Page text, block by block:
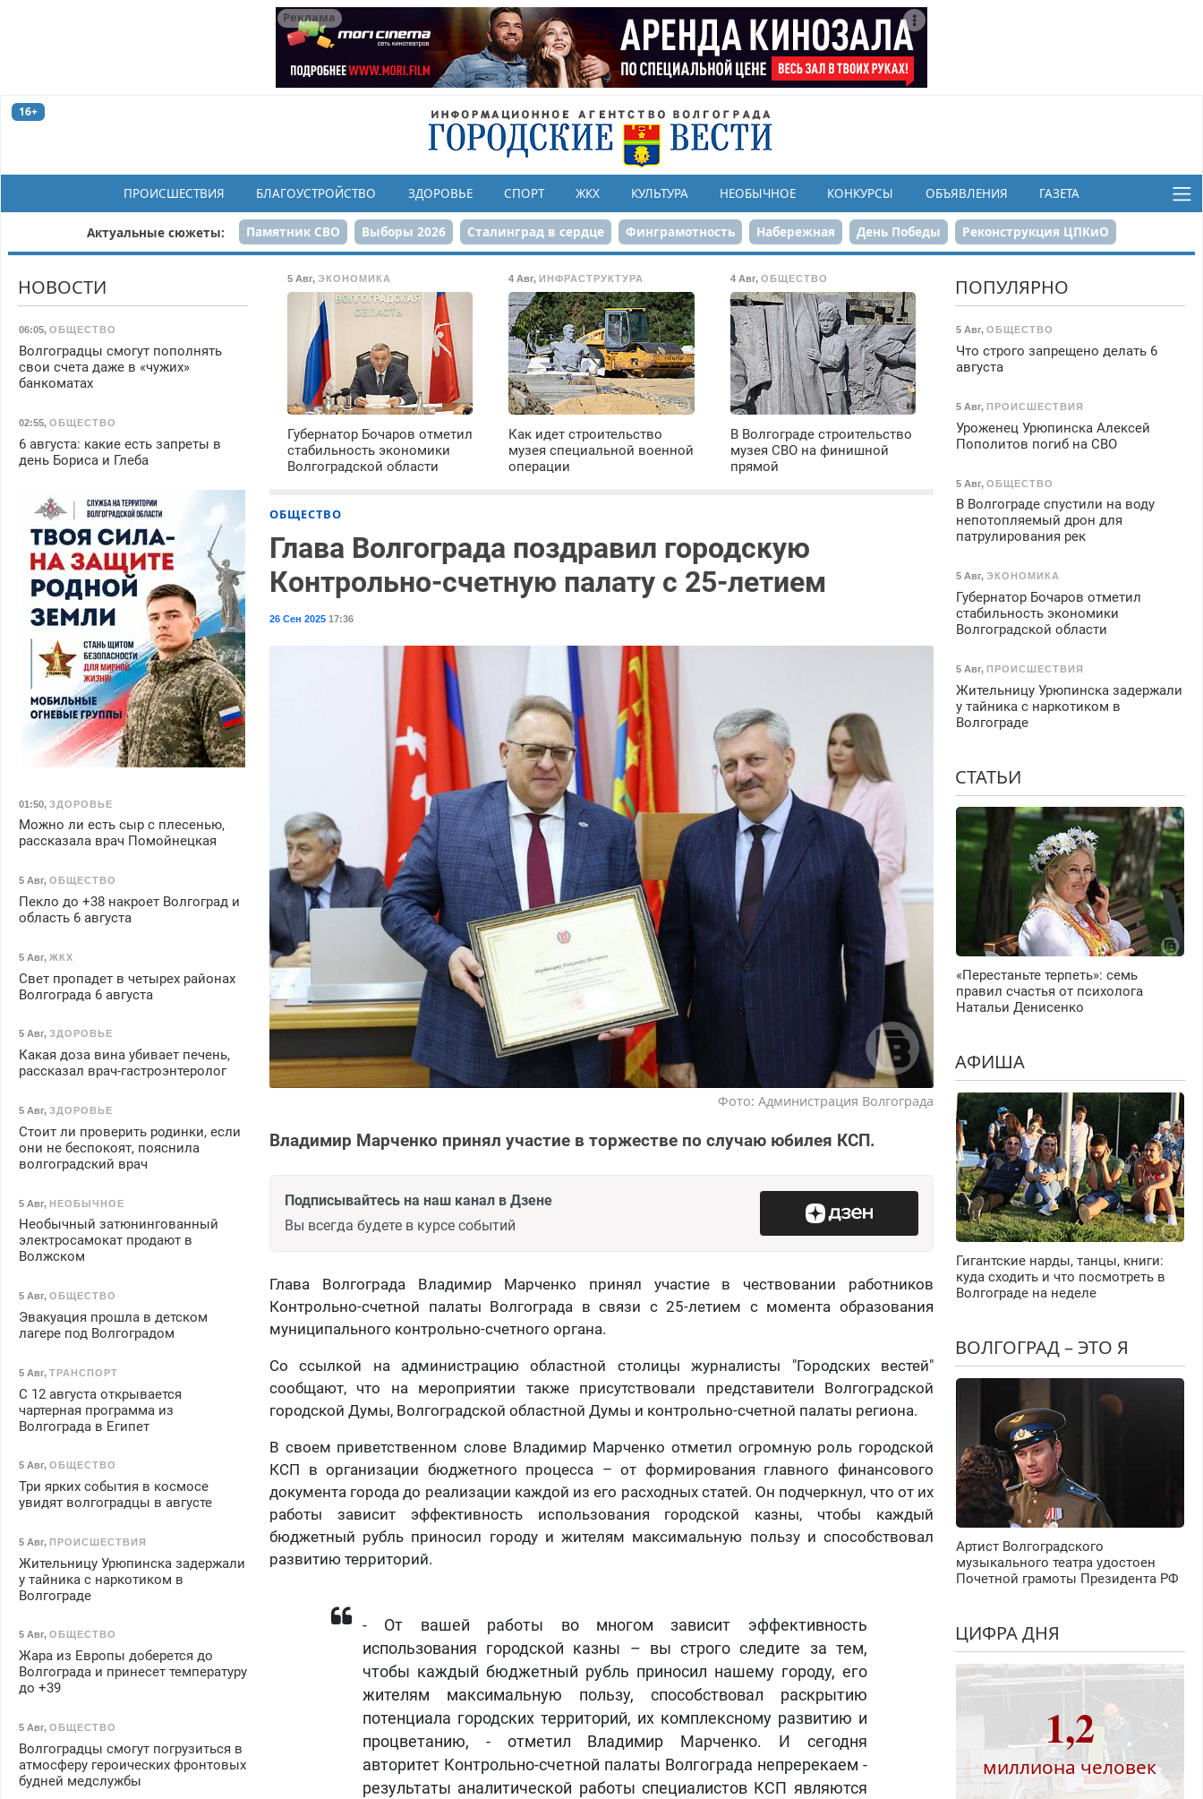
Реклама
16+
ПРОИСШЕСТВИЯ БЛАГОУСТРОЙСТВО ЗДОРОВЬЕ СПОРТ ЖКХ КУЛЬТУРА НЕОБЫЧНОЕ КОНКУРСЫ ОБЪЯВЛЕНИЯ ГАЗЕТА
Актуальные сюжеты: Памятник СВО Выборы 2026 Сталинград в сердце Финграмотность Набережная День Победы Реконструкция ЦПКиО
80-летие Победы Парк Героев-летчиков
5 Авг,ЭКОНОМИКА
Губернатор Бочаров отметил
стабильность экономики
Волгоградской области
4 Авг, ИНФРАСТРУКТУРА
Как идет строительство
музея специальной военной
операции
4 Авг, ОБЩЕСТВО
В Волгограде строительство
музея СВО на финишной
прямой
ОБЩЕСТВО
Глава Волгограда поздравил городскую
Контрольно-счетную палату с 25-летием
26 Сен 2025 17:36
Фото: Администрация Волгограда
Владимир Марченко принял участие в торжестве по случаю юбилея КСП.
Подписывайтесь на наш канал в Дзене
Вы всегда будете в курсе событий
Глава Волгограда Владимир Марченко принял участие в чествовании работников
Контрольно-счетной палаты Волгограда в связи с 25-летием с момента образования
муниципального контрольно-счетного органа.
Со ссылкой на администрацию областной столицы журналисты "Городских вестей"
сообщают, что на мероприятии также присутствовали представители Волгоградской
городской Думы, Волгоградской областной Думы и контрольно-счетной палаты региона.
В своем приветственном слове Владимир Марченко отметил огромную роль городской
КСП в организации бюджетного процесса – от формирования главного финансового
документа города до реализации каждой из его расходных статей. Он подчеркнул, что от их
работы зависит эффективность использования городской казны, чтобы каждый
бюджетный рубль приносил городу и жителям максимальную пользу и способствовал
развитию территорий.
- От вашей работы во многом зависит эффективность
использования городской казны – вы строго следите за тем,
чтобы каждый бюджетный рубль приносил нашему городу, его
жителям максимальную пользу, способствовал раскрытию
потенциала городских территорий, их комплексному развитию и
процветанию, - отметил Владимир Марченко. И сегодня
авторитет Контрольно-счетной палаты Волгограда непререкаем -
результаты аналитической работы специалистов КСП являются
НОВОСТИ
06:05, ОБЩЕСТВО
Волгоградцы смогут пополнять
свои счета даже в «чужих»
банкоматах
02:55, ОБЩЕСТВО
6 августа: какие есть запреты в
день Бориса и Глеба
01:50, ЗДОРОВЬЕ
Можно ли есть сыр с плесенью,
рассказала врач Помойнецкая
5 Авг, ОБЩЕСТВО
Пекло до +38 накроет Волгоград и
область 6 августа
5 Авг, ЖКХ
Свет пропадет в четырех районах
Волгограда 6 августа
5 Авг, ЗДОРОВЬЕ
Какая доза вина убивает печень,
рассказал врач-гастроэнтеролог
5 Авг, ЗДОРОВЬЕ
Стоит ли проверить родинки, если
они не беспокоят, пояснила
волгоградский врач
5 Авг, НЕОБЫЧНОЕ
Необычный затюнингованный
электросамокат продают в
Волжском
5 Авг, ОБЩЕСТВО
Эвакуация прошла в детском
лагере под Волгоградом
5 Авг, ТРАНСПОРТ
С 12 августа открывается
чартерная программа из
Волгограда в Египет
5 Авг, ОБЩЕСТВО
Три ярких события в космосе
увидят волгоградцы в августе
5 Авг, ПРОИСШЕСТВИЯ
Жительницу Урюпинска задержали
у тайника с наркотиком в
Волгограде
5 Авг, ОБЩЕСТВО
Жара из Европы доберется до
Волгограда и принесет температуру
до +39
5 Авг, ОБЩЕСТВО
Волгоградцы смогут погрузиться в
атмосферу героических фронтовых
будней медслужбы
ПОПУЛЯРНО
5 Авг, ОБЩЕСТВО
Что строго запрещено делать 6
августа
5 Авг, ПРОИСШЕСТВИЯ
Уроженец Урюпинска Алексей
Пополитов погиб на СВО
5 Авг, ОБЩЕСТВО
В Волгограде спустили на воду
непотопляемый дрон для
патрулирования рек
5 Авг, ЭКОНОМИКА
Губернатор Бочаров отметил
стабильность экономики
Волгоградской области
5 Авг, ПРОИСШЕСТВИЯ
Жительницу Урюпинска задержали
у тайника с наркотиком в
Волгограде
СТАТЬИ
«Перестаньте терпеть»: семь
правил счастья от психолога
Натальи Денисенко
АФИША
Гигантские нарды, танцы, книги:
куда сходить и что посмотреть в
Волгограде на неделе
ВОЛГОГРАД – ЭТО Я
Артист Волгоградского
музыкального театра удостоен
Почетной грамоты Президента РФ
ЦИФРА ДНЯ
1,2
миллиона человек